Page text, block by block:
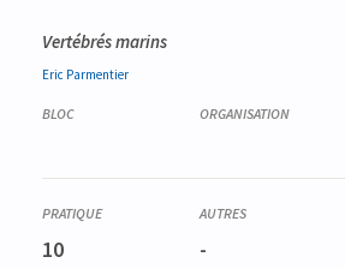
Vertébrés marins
Eric Parmentier
10 -